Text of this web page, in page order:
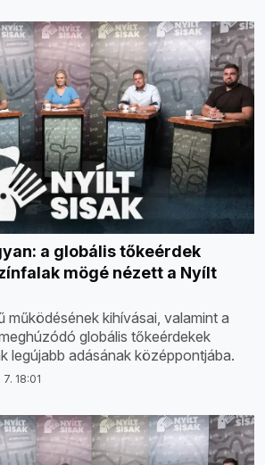
a globális tőkeérdek
mögé nézett a Nyílt
működésének kihívásai, valamint a
globális tőkeérdekek
legújabb adásának középpontjába.
18:01